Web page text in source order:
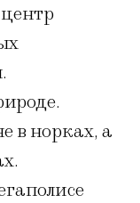
в норках, а